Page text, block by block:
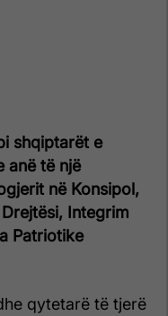
shqiptarët e
anë të një
në Konsipol,
Integrim
Patriotike
qytetarë të tjerë